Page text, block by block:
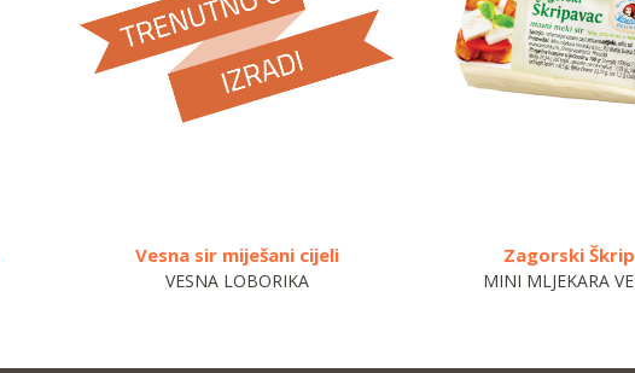
Vesna sir miješani cijeli
VESNA LOBORIKA
Zagorski
MINI MLJEKARA